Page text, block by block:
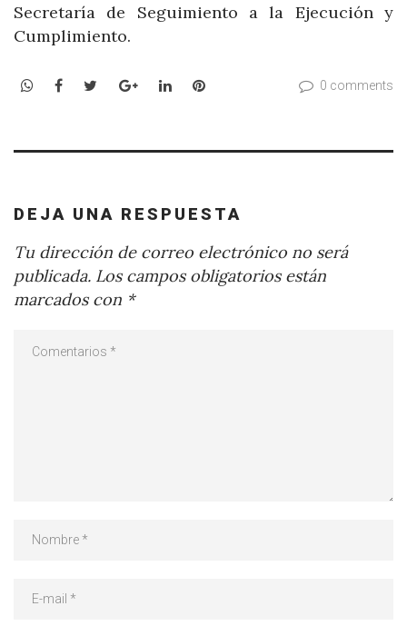
Secretaría de Seguimiento a la Ejecución y
Cumplimiento.
WhatsApp
Facebook
TwitterGoogle+LinkedInPinterest 0 comments
DEJA UNA RESPUESTA
Tu dirección de correo electrónico no será
publicada. Los campos obligatorios están
marcados con *